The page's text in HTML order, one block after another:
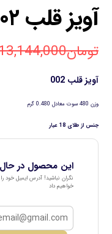
آویز قلب ۰۰۲
تومان
آویز قلب 002
وزن 480 سوت معادل 0.480 گرم
جنس از طلای 18 عیار
این محصول در
نگران نباشید! آدرس ایمیل خود
خواهیم داد